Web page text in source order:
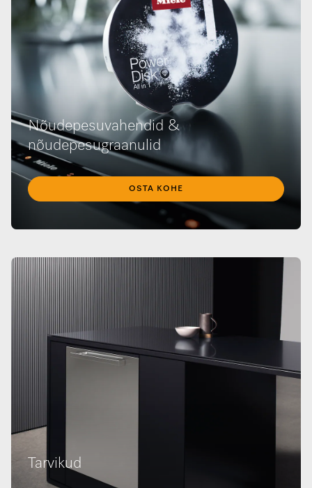
Nõudepesuvahendid &
nõudepesugraanulid
OSTA KOHE
Tarvikud